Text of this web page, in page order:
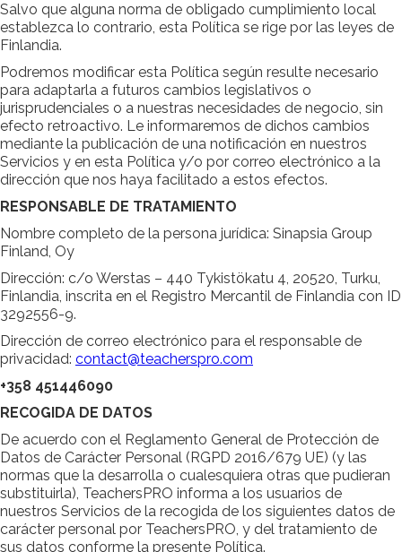
Salvo que alguna norma de obligado cumplimiento local
establezca lo contrario, esta Política se rige por las leyes de
Finlandia.
Podremos modificar esta Política según resulte necesario
para adaptarla a futuros cambios legislativos o
jurisprudenciales o a nuestras necesidades de negocio, sin
efecto retroactivo. Le informaremos de dichos cambios
mediante la publicación de una notificación en nuestros
Servicios y en esta Política y/o por correo electrónico a la
dirección que nos haya facilitado a estos efectos.
RESPONSABLE DE TRATAMIENTO
Nombre completo de la persona jurídica: Sinapsia Group
Finland, Oy
Dirección: c/o Werstas – 440 Tykistökatu 4, 20520, Turku,
Finlandia, inscrita en el Registro Mercantil de Finlandia con ID
3292556-9.
Dirección de correo electrónico para el responsable de
privacidad: contact@teacherspro.com
+358 451446090
RECOGIDA DE DATOS
De acuerdo con el Reglamento General de Protección de
Datos de Carácter Personal (RGPD 2016/679 UE) (y las
normas que la desarrolla o cualesquiera otras que pudieran
substituirla), TeachersPRO informa a los usuarios de
nuestros Servicios de la recogida de los siguientes datos de
carácter personal por TeachersPRO, y del tratamiento de
sus datos conforme la presente Política.